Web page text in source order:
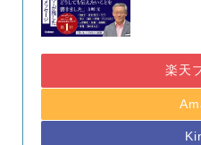
楽天